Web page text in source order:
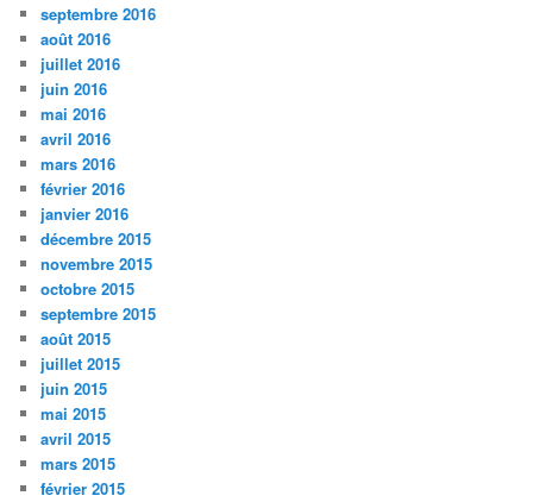
septembre 2016
août 2016
juillet 2016
juin 2016
mai 2016
avril 2016
mars 2016
février 2016
janvier 2016
décembre 2015
novembre 2015
octobre 2015
septembre 2015
août 2015
juillet 2015
juin 2015
mai 2015
avril 2015
mars 2015
février 2015